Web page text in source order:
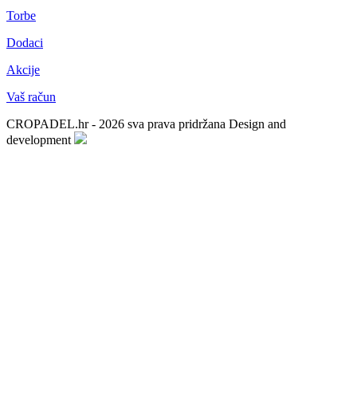
Torbe
Dodaci
Akcije
Vaš račun
CROPADEL.hr - 2026 sva prava pridržana Design and
development